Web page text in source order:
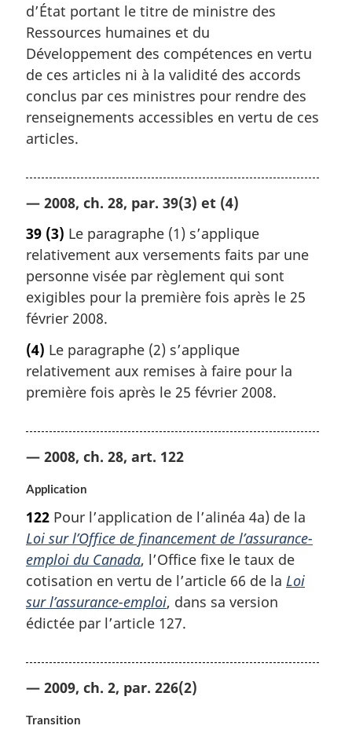
d’État portant le titre de ministre des
Ressources humaines et du
Développement des compétences en vertu
de ces articles ni à la validité des accords
conclus par ces ministres pour rendre des
renseignements accessibles en vertu de ces
articles.
— 2008, ch. 28, par. 39(3) et (4)
39 (3) Le paragraphe (1) s’applique
relativement aux versements faits par une
personne visée par règlement qui sont
exigibles pour la première fois après le 25
février 2008.
(4) Le paragraphe (2) s’applique
relativement aux remises à faire pour la
première fois après le 25 février 2008.
— 2008, ch. 28, art. 122
Application
122 Pour l’application de l’alinéa 4a) de la
Loi sur l’Office de financement de l’assurance-
emploi du Canada, l’Office fixe le taux de
cotisation en vertu de l’article 66 de la Loi
sur l’assurance-emploi, dans sa version
édictée par l’article 127.
— 2009, ch. 2, par. 226(2)
Transition